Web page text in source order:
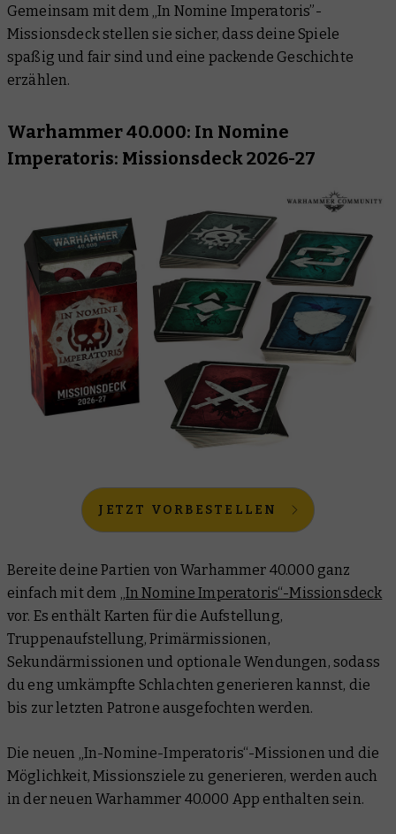
Gemeinsam mit dem „In Nomine Imperatoris”-
Missionsdeck stellen sie sicher, dass deine Spiele
spaßig und fair sind und eine packende Geschichte
erzählen.
Warhammer 40.000: In Nomine
Imperatoris: Missionsdeck 2026-27
JETZT VORBESTELLEN
Bereite deine Partien von Warhammer 40.000 ganz
einfach mit dem
„In Nomine Imperatoris“-Missionsdeck
vor. Es enthält Karten für die Aufstellung,
Truppenaufstellung, Primärmissionen,
Sekundärmissionen und optionale Wendungen, sodass
du eng umkämpfte Schlachten generieren kannst, die
bis zur letzten Patrone ausgefochten werden.
Die neuen „In-Nomine-Imperatoris“-Missionen und die
Möglichkeit, Missionsziele zu generieren, werden auch
in der neuen Warhammer 40.000 App enthalten sein.